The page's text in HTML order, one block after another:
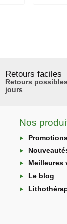
Retours faciles
Retours
jours
Nos
Meilleures
Le blog